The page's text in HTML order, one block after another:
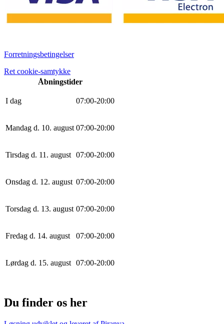
Forretningsbetingelser
Ret cookie-samtykke
Åbningstider
I dag 07:00-20:00
Mandag d. 10. august 07:00-20:00
Tirsdag d. 11. august 07:00-20:00
Onsdag d. 12. august 07:00-20:00
Torsdag d. 13. august 07:00-20:00
Fredag d. 14. august 07:00-20:00
Lørdag d. 15. august 07:00-20:00
Du finder os her